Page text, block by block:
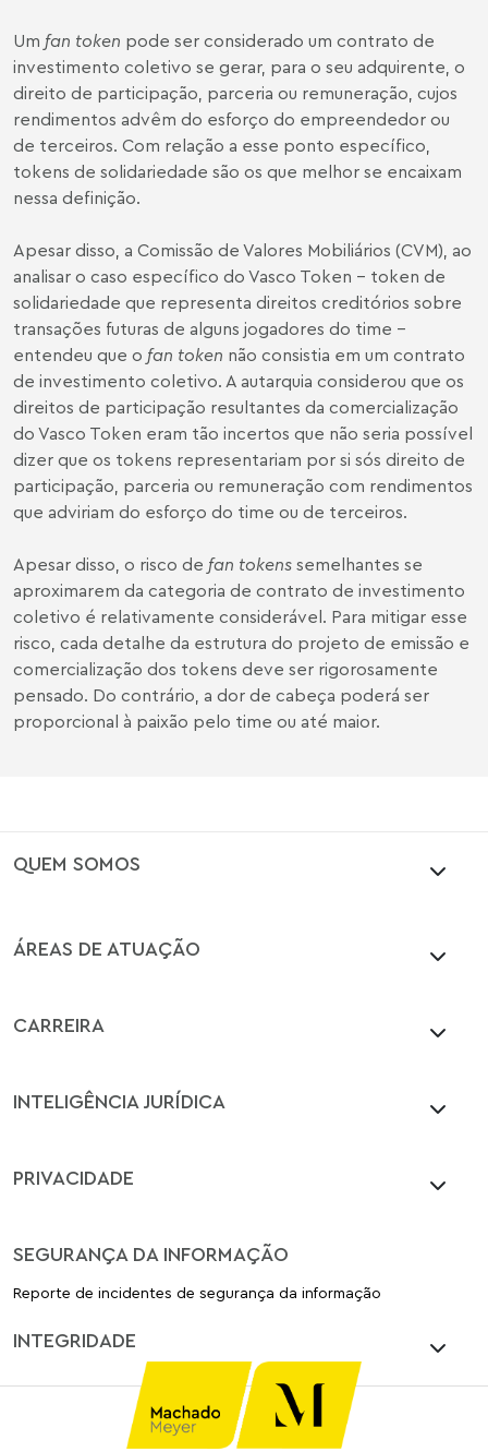
Um fan token pode ser considerado um contrato de
investimento coletivo se gerar, para o seu adquirente, o
direito de participação, parceria ou remuneração, cujos
rendimentos advêm do esforço do empreendedor ou
de terceiros. Com relação a esse ponto específico,
tokens de solidariedade são os que melhor se encaixam
nessa definição.
Apesar disso, a Comissão de Valores Mobiliários (CVM), ao
analisar o caso específico do Vasco Token – token de
solidariedade que representa direitos creditórios sobre
transações futuras de alguns jogadores do time –
entendeu que o fan token não consistia em um contrato
de investimento coletivo. A autarquia considerou que os
direitos de participação resultantes da comercialização
do Vasco Token eram tão incertos que não seria possível
dizer que os tokens representariam por si sós direito de
participação, parceria ou remuneração com rendimentos
que adviriam do esforço do time ou de terceiros.
Apesar disso, o risco de fan tokens semelhantes se
aproximarem da categoria de contrato de investimento
coletivo é relativamente considerável. Para mitigar esse
risco, cada detalhe da estrutura do projeto de emissão e
comercialização dos tokens deve ser rigorosamente
pensado. Do contrário, a dor de cabeça poderá ser
proporcional à paixão pelo time ou até maior.
QUEM SOMOS
ÁREAS DE ATUAÇÃO
CARREIRA
INTELIGÊNCIA JURÍDICA
PRIVACIDADE
SEGURANÇA DA INFORMAÇÃO
Reporte de incidentes de segurança da informação
INTEGRIDADE